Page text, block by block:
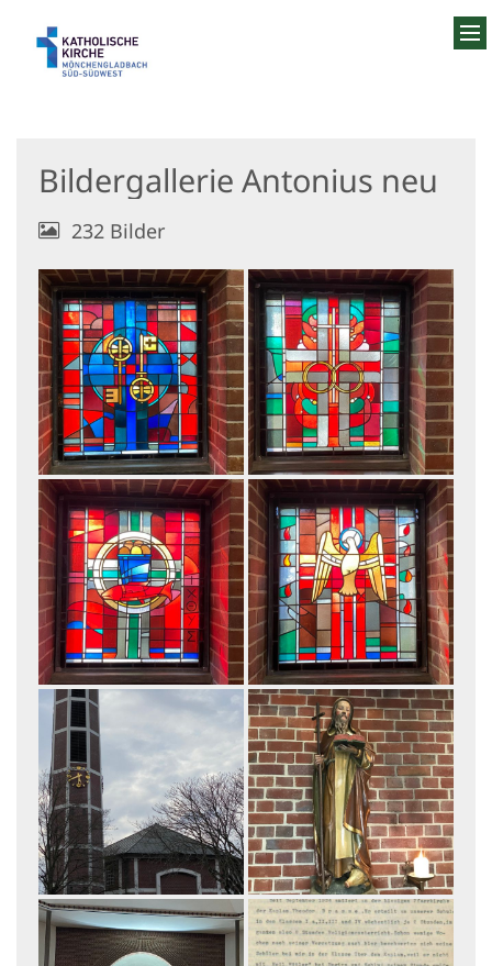
Bildergallerie Antonius neu
232 Bilder